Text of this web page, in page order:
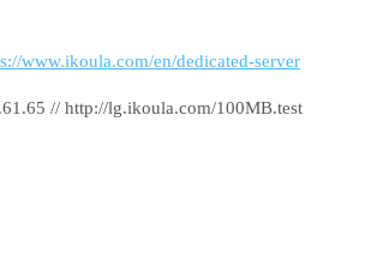
www.ikoula.com/en/dedicated-server
// http://lg.ikoula.com/100MB.test